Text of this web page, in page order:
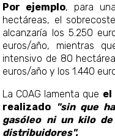
Por ejemplo, para
hectáreas, el
alcanzaría los 5.250
euros/año, mientras
intensivo de 80
euros/año y los 1.440
La COAG lamenta que el
realizado "sin que
gasóleo ni un kilo
distribuidores".